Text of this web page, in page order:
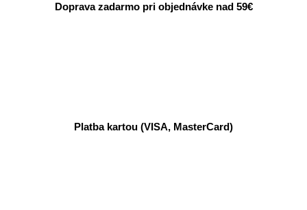
Doprava zadarmo pri objednávke nad 59€
Platba kartou (VISA, MasterCard)